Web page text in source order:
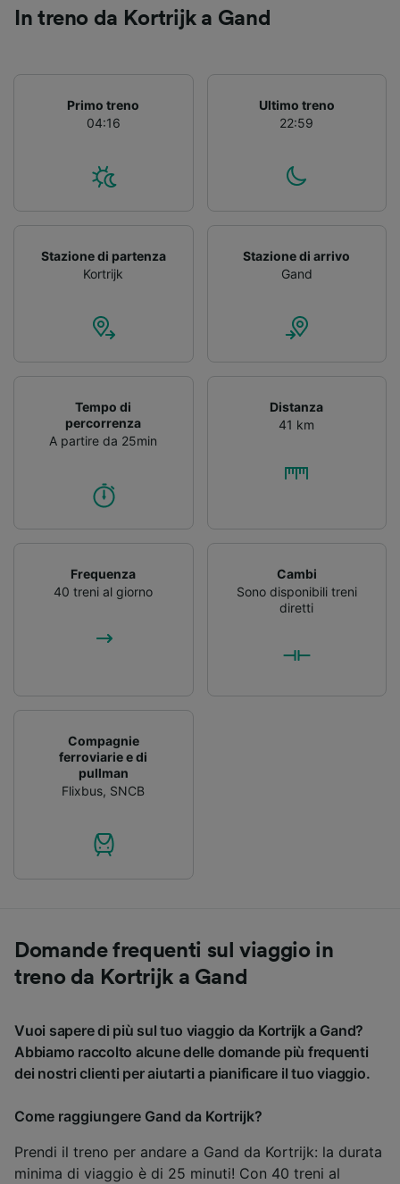
In treno da Kortrijk a Gand
Primo treno
04:16
Ultimo treno
22:59
Stazione di partenza
Kortrijk
Stazione di arrivo
Gand
Tempo di
percorrenza
A partire da 25min
Distanza
41 km
Frequenza
40 treni al giorno
Cambi
Sono disponibili treni
diretti
Compagnie
ferroviarie e di
pullman
Flixbus, SNCB
Domande frequenti sul viaggio in
treno da Kortrijk a Gand
Vuoi sapere di più sul tuo viaggio da Kortrijk a Gand?
Abbiamo raccolto alcune delle domande più frequenti
dei nostri clienti per aiutarti a pianificare il tuo viaggio.
Come raggiungere Gand da Kortrijk?
Prendi il treno per andare a Gand da Kortrijk: la durata
minima di viaggio è di 25 minuti! Con 40 treni al
Utilizzare dati di geolocalizzazione precisi.
Scansione attiva delle caratteristiche del
Archiviare informazioni su dispositivo e/o
personalizzati, misurazione delle prestazioni
dei contenuti e degli annunci, ricerche sul
Elenco dei partner (fornitori)